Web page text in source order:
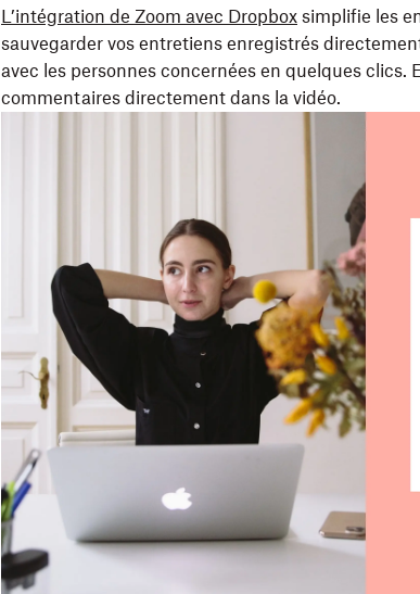
L’intégration de Zoom avec Dropbox simplifie les
sauvegarder vos entretiens enregistrés
avec les personnes concernées en quelques clics.
commentaires directement dans la vidéo.